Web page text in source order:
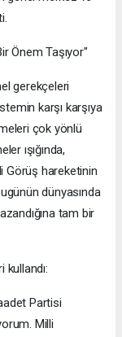
Önem Taşıyor"
gerekçeleri
karşı karşıya
çok yönlü
ışığında,
Görüş hareketinin
dünyasında
tam bir
Partisi
Milli